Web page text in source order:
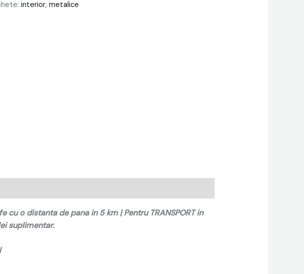
interior,metalice
cu o distanta de pana in 5 km | Pentru TRANSPORT in
suplimentar.